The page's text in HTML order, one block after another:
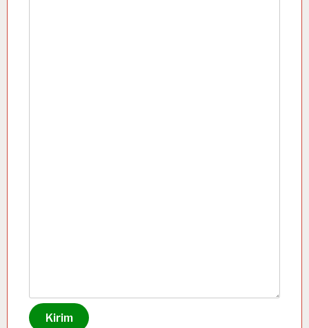
Kirim